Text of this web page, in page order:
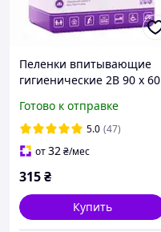
Пеленки впитывающие
гигиенические 2В 90 х 60
одноразовые пеленки
Готово к отправке
5.0 (47)
от32₴/мес
315₴
Купить